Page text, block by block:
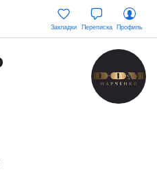
Закладки Переписка Профиль